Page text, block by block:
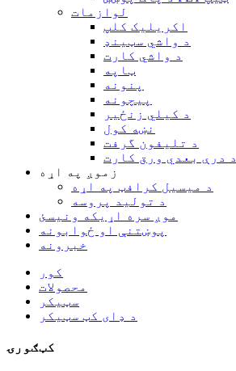
لوازمات
اکریلیک کلپ
د واشي سټینډ
د واشي کارت
ټاپه
پنونه
پیچونه
د کیلي زنځیر
نښه کول
د تلیفون گرفت
د درې بعدي ورق کارت
زموږ په اړه
د میسیل کرافټ په اړه
د تولید پروسه
موږ سره اړیکه ونیسئ
پوښتنې او ځوابونه
خبرونه
کور
محصولات
سټیکر
د ډای کټ سټیکر
کټګورۍ